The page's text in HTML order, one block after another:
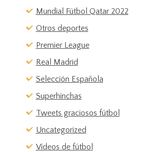
Mundial Fútbol Qatar 2022
Otros deportes
Premier League
Real Madrid
Selección Española
Superhinchas
Tweets graciosos fútbol
Uncategorized
Vídeos de fútbol